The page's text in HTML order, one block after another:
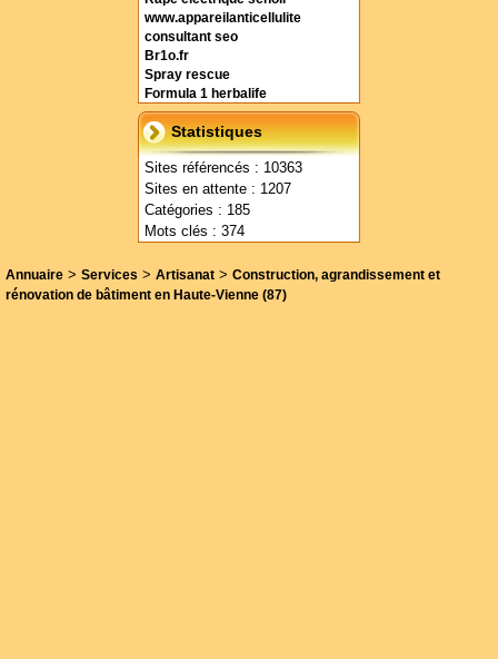
www.appareilanticellulite
consultant seo
Br1o.fr
Spray rescue
Formula 1 herbalife
Statistiques
Sites référencés : 10363
Sites en attente : 1207
Catégories : 185
Mots clés : 374
Annuaire > Services > Artisanat > Construction, agrandissement et
rénovation de bâtiment en Haute-Vienne (87)